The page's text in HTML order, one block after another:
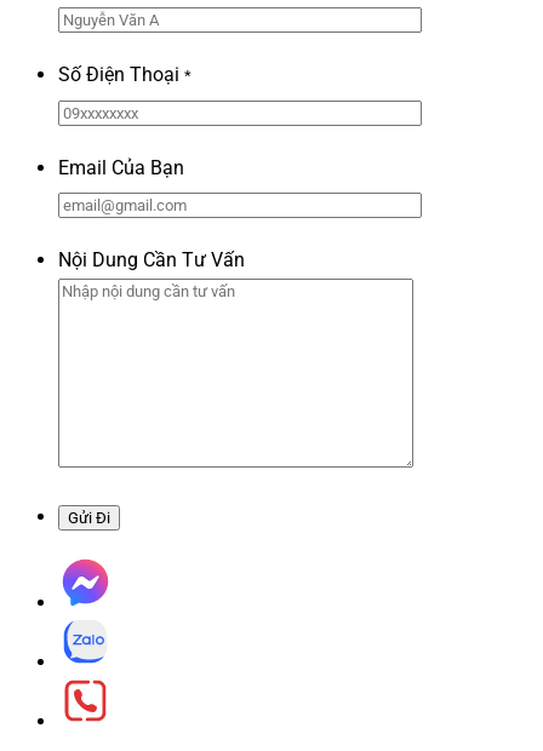
Số Điện Thoại *
Email Của Bạn
Nội Dung Cần Tư Vấn